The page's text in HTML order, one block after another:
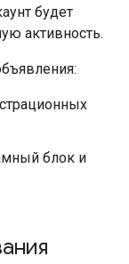
будет
активность.
блок и